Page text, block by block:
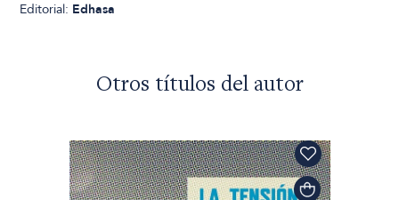
Editorial: Edhasa
Otros títulos del autor